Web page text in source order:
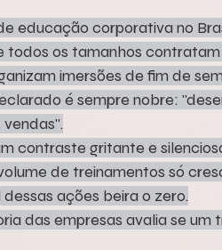
educação corporativa no
todos os tamanhos
imersões de fim de
é sempre nobre:
contraste gritante e
de treinamentos só
ações beira o zero.
das empresas avalia se